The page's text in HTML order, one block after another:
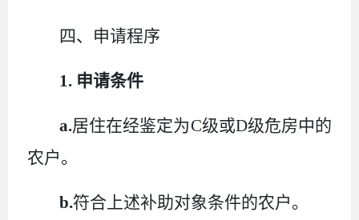
四、申请程序
1. 申请条件
a.居住在经鉴定为C级或D级危房中的
农户。
b.符合上述补助对象条件的农户。